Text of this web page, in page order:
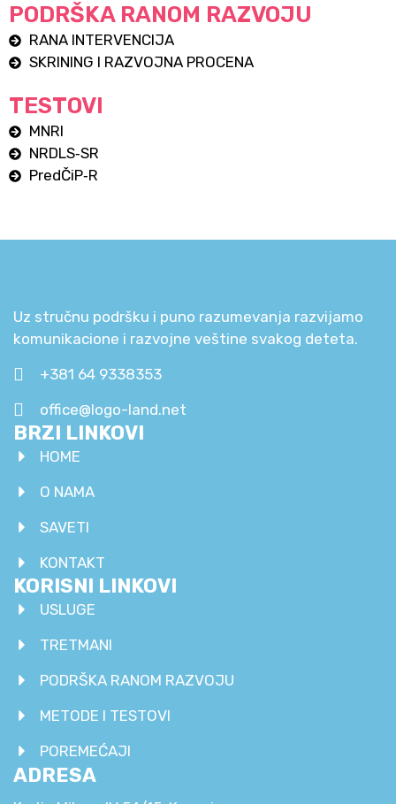
PODRŠKA RANOM RAZVOJU
RANA INTERVENCIJA
SKRINING I RAZVOJNA PROCENA
TESTOVI
MNRI
NRDLS‑SR
PredČiP‑R
Uz stručnu podršku i puno razumevanja razvijamo
komunikacione i razvojne veštine svakog deteta.
+381 64 9338353
office@logo-land.net
BRZI LINKOVI
HOME
O NAMA
SAVETI
KONTAKT
KORISNI LINKOVI
USLUGE
TRETMANI
PODRŠKA RANOM RAZVOJU
METODE I TESTOVI
POREMEĆAJI
ADRESA